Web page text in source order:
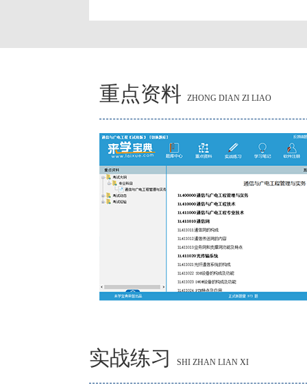
重点资料 ZHONG DIAN ZI LIAO
实战练习 SHI ZHAN LIAN XI